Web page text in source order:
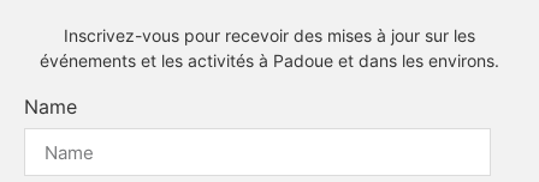
Inscrivez-vous pour recevoir des mises à jour sur les
événements et les activités à Padoue et dans les environs.
Name